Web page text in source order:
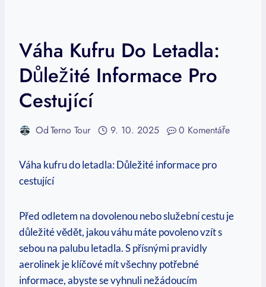
Váha Kufru Do Letadla:
Důležité Informace Pro
Cestující
OdTerno Tour 9. 10. 2025 0 Komentáře
Váha kufru do letadla: Důležité informace pro
cestující
Před odletem na dovolenou nebo služební cestu je
důležité vědět, jakou váhu máte povoleno vzít s
sebou na palubu letadla. S přísnými pravidly
aerolinek je klíčové mít všechny potřebné
informace, abyste se vyhnuli nežádoucím